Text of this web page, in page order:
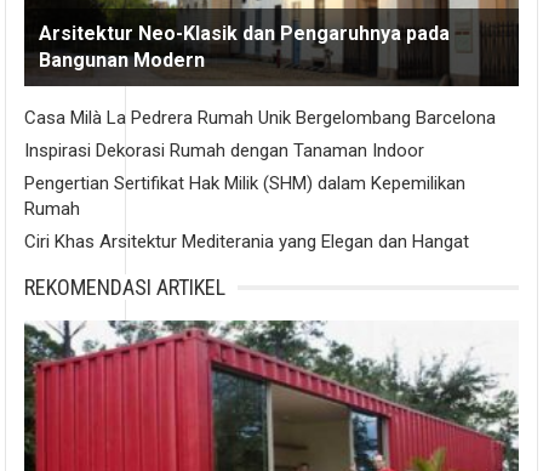
Arsitektur Neo-Klasik dan Pengaruhnya pada
Bangunan Modern
Casa Milà La Pedrera Rumah Unik Bergelombang Barcelona
Inspirasi Dekorasi Rumah dengan Tanaman Indoor
Pengertian Sertifikat Hak Milik (SHM) dalam Kepemilikan
Rumah
Ciri Khas Arsitektur Mediterania yang Elegan dan Hangat
REKOMENDASI ARTIKEL